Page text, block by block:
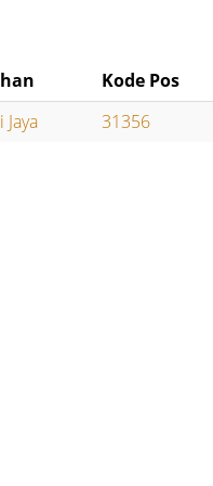
Kode Pos
31356